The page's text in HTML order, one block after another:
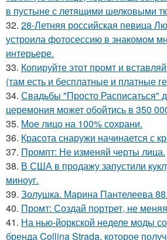
в пустыне с летящими шелковыми
32. 28-Летняя российская певица
устроила фотосессию в знакомом
интерьере.
33. Копируйте этот промт и
(там есть и бесплатные и платные
34. Свадьбы "Просто Расписаться"
церемония может обойтись в 350
35. Мое лицо на 100% сохрани.
36. Красота снаружи начинается с
37. Промпт: Не изменяй черты лица.
38. В США в продажу запустили
миноуг.
39. Золушка. Марина Пантелеева 88.
40. Промт: Создай портрет, не
41. На нью-йоркской неделе моды
бренда Collina Strada, которое